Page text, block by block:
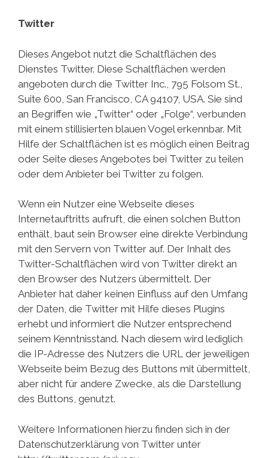
Twitter
Dieses Angebot nutzt die Schaltflächen des
Dienstes Twitter. Diese Schaltflächen werden
angeboten durch die Twitter Inc., 795 Folsom St.,
Suite 600, San Francisco, CA 94107, USA. Sie sind
an Begriffen wie „Twitter“ oder „Folge“, verbunden
mit einem stillisierten blauen Vogel erkennbar. Mit
Hilfe der Schaltflächen ist es möglich einen Beitrag
oder Seite dieses Angebotes bei Twitter zu teilen
oder dem Anbieter bei Twitter zu folgen.
Wenn ein Nutzer eine Webseite dieses
Internetauftritts aufruft, die einen solchen Button
enthält, baut sein Browser eine direkte Verbindung
mit den Servern von Twitter auf. Der Inhalt des
Twitter-Schaltflächen wird von Twitter direkt an
den Browser des Nutzers übermittelt. Der
Anbieter hat daher keinen Einfluss auf den Umfang
der Daten, die Twitter mit Hilfe dieses Plugins
erhebt und informiert die Nutzer entsprechend
seinem Kenntnisstand. Nach diesem wird lediglich
die IP-Adresse des Nutzers die URL der jeweiligen
Webseite beim Bezug des Buttons mit übermittelt,
aber nicht für andere Zwecke, als die Darstellung
des Buttons, genutzt.
Weitere Informationen hierzu finden sich in der
Datenschutzerklärung von Twitter unter